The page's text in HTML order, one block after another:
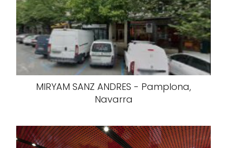
MIRYAM SANZ ANDRES - Pamplona,
Navarra